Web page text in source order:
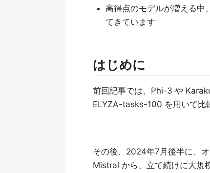
高得点のモデルが増える中
てきています
はじめに
前回記事では、Phi-3 や
ELYZA-tasks-100 を用いて比
その後、2024年7月後半に、
Mistral から、立て続けに大規